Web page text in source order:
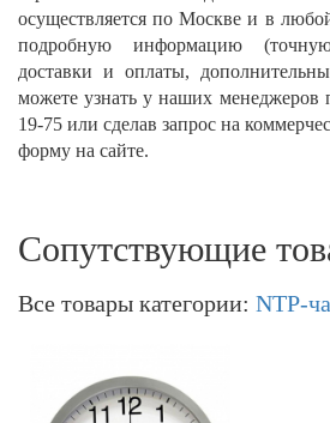
осуществляется по Москве и в
подробную информацию
доставки и оплаты,
можете узнать у наших менеджеров
19-75 или сделав запрос на
форму на сайте.
Сопутствующие
Все товары категории: NTP-